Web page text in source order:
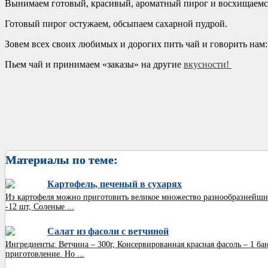
Вынимаем готовый, красивый, ароматный пирог и
Готовый пирог остужаем, обсыпаем сахарной пудрой.
Зовем всех своих любимых и дорогих пить чай и говорить
Пьем чай и принимаем «заказы» на другие вкусности!
Материалы по теме:
Картофель, печеный в сухарях
Из картофеля можно приготовить великое множество
-12 шт, Соленые ...
Салат из фасоли с ветчиной
Ингредиенты: Ветчина – 300г, Консервированная красная фасоль –
приготовление. Но ...